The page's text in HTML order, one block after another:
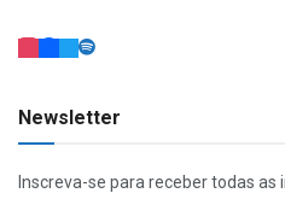
Newsletter
Inscreva-se para receber todas as